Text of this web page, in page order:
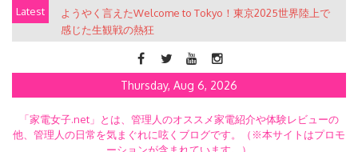
SkipLatest
ようやく言えたWelcome to Tokyo！東京2025世界陸上で
感じた生観戦の熱狂
Thursday, Aug 6, 2026
「家電女子.net」とは、管理人のオススメ家電紹介や体験レビューの
他、管理人の日常を気まぐれに呟くブログです。（※本サイトはプロモ